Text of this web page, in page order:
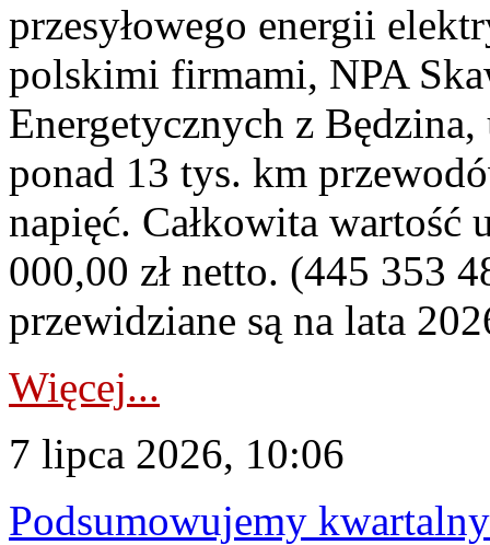
przesyłowego energii
polskimi firmami, NPA
Energetycznych z
ponad 13 tys. km
napięć. Całkowita
000,00 zł netto. (445 353
przewidziane są na lata
Więcej...
7 lipca 2026, 10:06
Podsumowujemy